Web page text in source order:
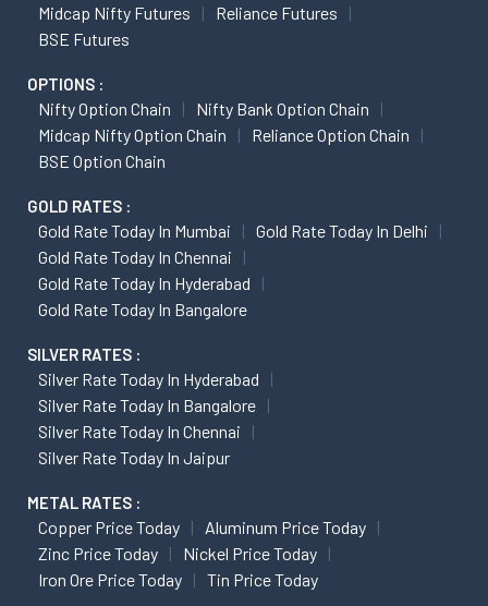
Midcap Nifty Futures
Reliance Futures
BSE Futures
OPTIONS :
Nifty Option Chain
Nifty Bank Option Chain
Midcap Nifty Option Chain
Reliance Option Chain
BSE Option Chain
GOLD RATES :
Gold Rate Today In Mumbai
Gold Rate Today In Delhi
Gold Rate Today In Chennai
Gold Rate Today In Hyderabad
Gold Rate Today In Bangalore
SILVER RATES :
Silver Rate Today In Hyderabad
Silver Rate Today In Bangalore
Silver Rate Today In Chennai
Silver Rate Today In Jaipur
METAL RATES :
Copper Price Today
Aluminum Price Today
Zinc Price Today
Nickel Price Today
Iron Ore Price Today
Tin Price Today